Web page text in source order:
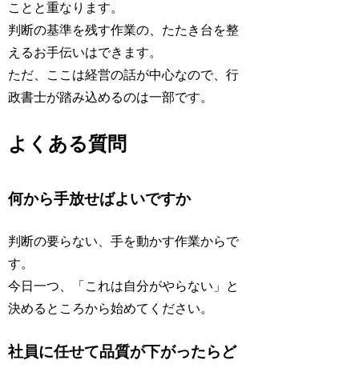
ことと重なります。
判断の基準を残す作業の、たたき台を整
えるお手伝いはできます。
ただ、ここは経営の話が中心なので、行
政書士が踏み込めるのは一部です。
よくある質問
何から手放せばよいですか
判断の要らない、手を動かす作業からで
す。
今日一つ、「これは自分がやらない」と
決めるところから始めてください。
社員に任せて品質が下がったらど